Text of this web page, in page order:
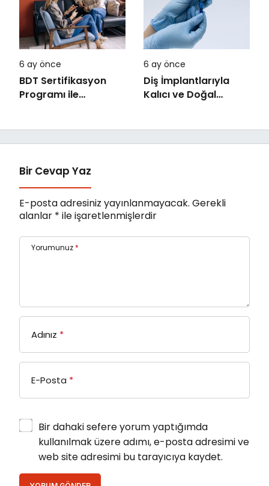
6 ay önce
BDT Sertifikasyon
Programı ile
6 ay önce
Diş İmplantlarıyla
Kalıcı ve Doğal
Bir Cevap Yaz
E-posta adresiniz yayınlanmayacak. Gerekli
alanlar * ile işaretlenmişlerdir
Yorumunuz *
Adınız *
E-Posta *
Bir dahaki sefere yorum yaptığımda
kullanılmak üzere adımı, e-posta adresimi ve
web site adresimi bu tarayıcıya kaydet.